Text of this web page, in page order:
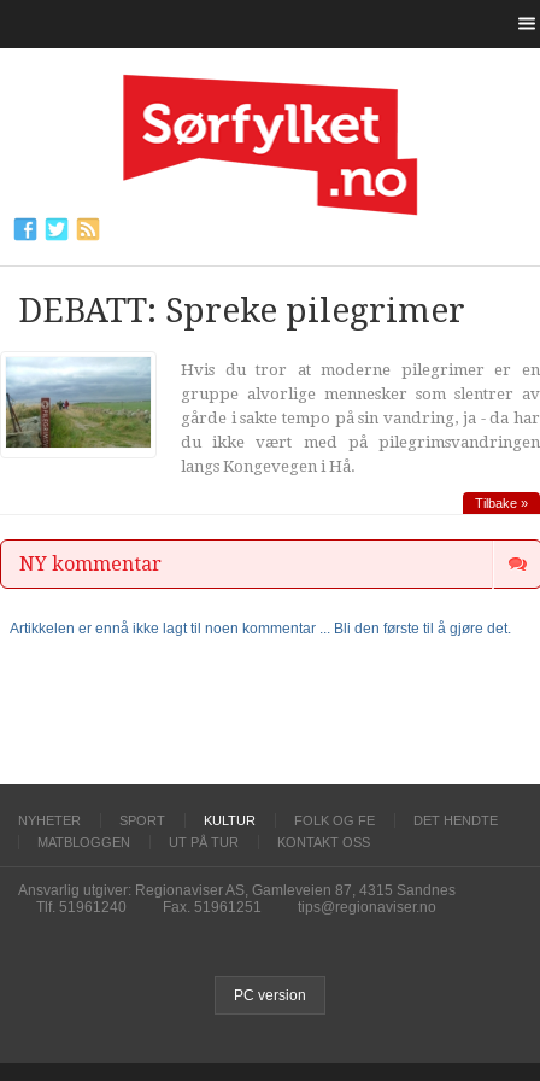
DEBATT: Spreke pilegrimer
Hvis du tror at moderne pilegrimer er en
gruppe alvorlige mennesker som slentrer av
gårde i sakte tempo på sin vandring, ja - da har
du ikke vært med på pilegrimsvandringen
langs Kongevegen i Hå.
Tilbake »
NY kommentar
Artikkelen er ennå ikke lagt til noen kommentar ... Bli den første til å gjøre det.
NYHETER SPORT KULTUR FOLK OG FE
DET HENDTE
MATBLOGGEN
UT PÅ TUR KONTAKT OSS
Ansvarlig utgiver: Regionaviser AS, Gamleveien 87, 4315 Sandnes
Tlf. 51961240
Fax. 51961251 tips@regionaviser.no
PC version